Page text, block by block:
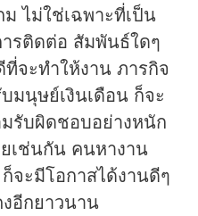
ไม่ใช่เฉพาะที่เป็น
รติดต่อ สัมพันธ์ใดๆ
จะทำให้งาน ภารกิจ
มนุษย์เงินเดือน ก็จะ
รับผิดชอบอย่างหนัก
เช่นกัน คนหางาน
จะมีโอกาสได้งานดีๆ
อีกยาวนาน